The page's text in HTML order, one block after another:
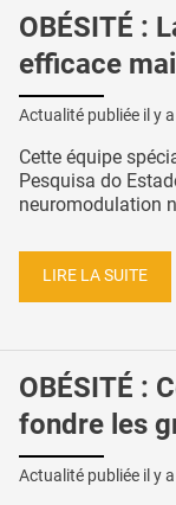
OBÉSITÉ :
efficace
Actualité publiée il y a
Cette équipe
Pesquisa do
neuromodulation
LIRE LA SUITE
OBÉSITÉ :
fondre les
Actualité publiée il y a